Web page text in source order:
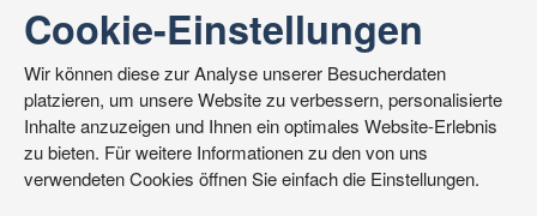
Cookie-Einstellungen
Wir können diese zur Analyse unserer Besucherdaten
platzieren, um unsere Website zu verbessern, personalisierte
Inhalte anzuzeigen und Ihnen ein optimales Website-Erlebnis
zu bieten. Für weitere Informationen zu den von uns
verwendeten Cookies öffnen Sie einfach die Einstellungen.